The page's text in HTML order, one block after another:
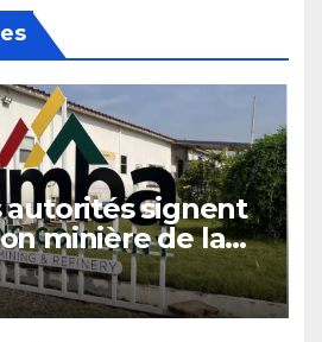
autorités signent
minière de la
Mining